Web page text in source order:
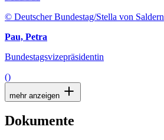
© Deutscher Bundestag/Stella von Saldern
Pau, Petra
Bundestagsvizepräsidentin
()
mehr anzeigen
Dokumente